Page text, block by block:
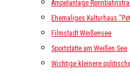
Ampelanlage
Ehemaliges Kulturhaus
Filmstadt Weißensee
Sportstätte am Weißen See
Wichtige kleinere